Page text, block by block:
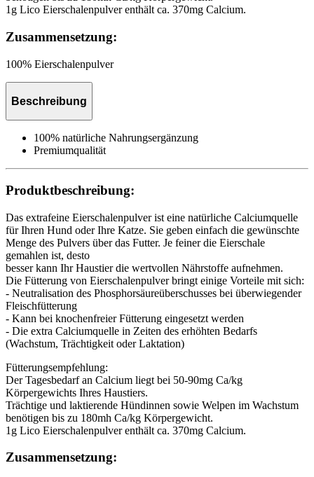
1g Lico Eierschalenpulver enthält ca. 370mg Calcium.
Zusammensetzung:
100% Eierschalenpulver
Beschreibung
100% natürliche Nahrungsergänzung
Premiumqualität
Produktbeschreibung:
Das extrafeine Eierschalenpulver ist eine natürliche Calciumquelle
für Ihren Hund oder Ihre Katze. Sie geben einfach die gewünschte
Menge des Pulvers über das Futter. Je feiner die Eierschale
gemahlen ist, desto
besser kann Ihr Haustier die wertvollen Nährstoffe aufnehmen.
Die Fütterung von Eierschalenpulver bringt einige Vorteile mit sich:
- Neutralisation des Phosphorsäureüberschusses bei überwiegender
Fleischfütterung
- Kann bei knochenfreier Fütterung eingesetzt werden
- Die extra Calciumquelle in Zeiten des erhöhten Bedarfs
(Wachstum, Trächtigkeit oder Laktation)
Fütterungsempfehlung:
Der Tagesbedarf an Calcium liegt bei 50-90mg Ca/kg
Körpergewichts Ihres Haustiers.
Trächtige und laktierende Hündinnen sowie Welpen im Wachstum
benötigen bis zu 180mh Ca/kg Körpergewicht.
1g Lico Eierschalenpulver enthält ca. 370mg Calcium.
Zusammensetzung: